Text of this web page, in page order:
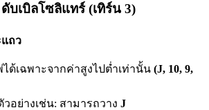
บเบิลโซลิแทร์ (เทิร์น 3)
ถว
ด้เฉพาะจากค่าสูงไปต่ำเท่านั้น (J, 10, 9,
อย่างเช่น: สามารถวาง J